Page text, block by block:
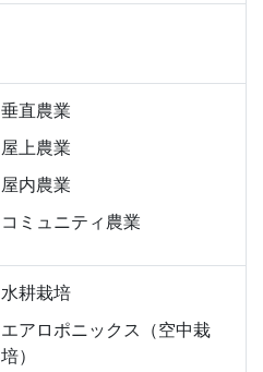
垂直農業
屋上農業
屋内農業
コミュニティ農業
水耕栽培
エアロポニックス（空中栽
培）